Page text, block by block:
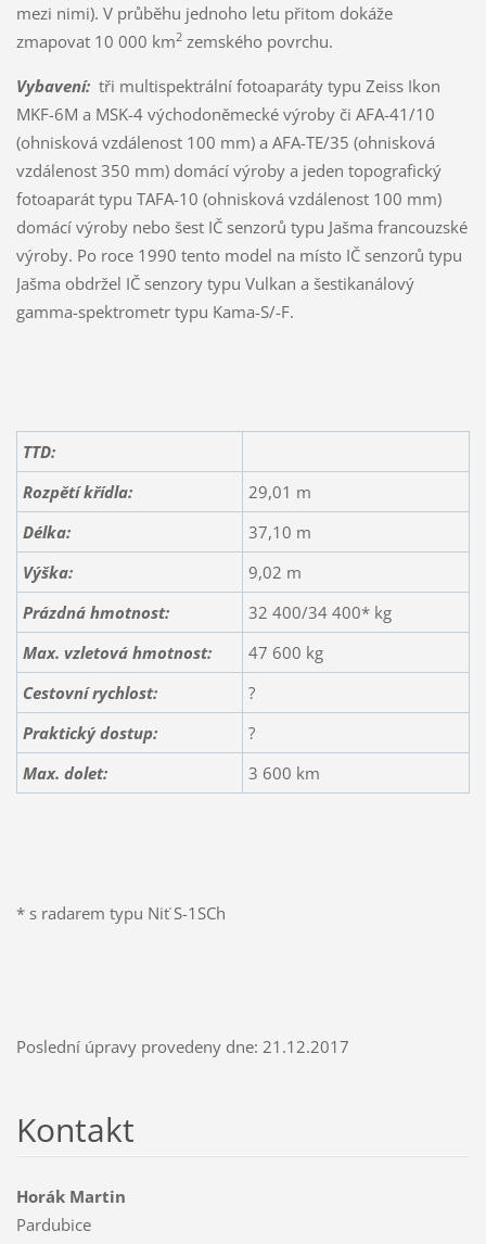
mezi nimi). V průběhu jednoho letu přitom dokáže
zmapovat 10 000 km2zemského povrchu.
Vybavení:tři multispektrální fotoaparáty typu Zeiss Ikon
MKF-6M a MSK-4 východoněmecké výroby či AFA-41/10
(ohnisková vzdálenost 100 mm) a AFA-TE/35 (ohnisková
vzdálenost 350 mm) domácí výroby a jeden topografický
fotoaparát typu TAFA-10 (ohnisková vzdálenost 100 mm)
domácí výroby nebo šest IČ senzorů typu Jašma francouzské
výroby. Po roce 1990 tento model na místo IČ senzorů typu
Jašma obdržel IČ senzory typu Vulkan a šestikanálový
gamma-spektrometr typu Kama-S/-F.
TTD:
Rozpětí křídla:
29,01 m
Délka:
37,10 m
Výška:
9,02 m
Prázdná hmotnost:
32 400/34 400* kg
Max. vzletová hmotnost:
47 600 kg
Cestovní rychlost:
?
Praktický dostup:
?
Max. dolet: 3 600 km
* s radarem typu Niť S-1SCh
Poslední úpravy provedeny dne: 21.12.2017
Kontakt
Horák Martin
Pardubice